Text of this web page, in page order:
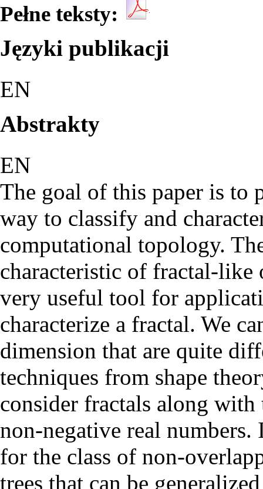
Pełne teksty:
Języki publikacji
EN
Abstrakty
EN
The goal of this paper is to
way to classify and
computational topology.
characteristic of fractal-like
very useful tool for
characterize a fractal. We
dimension that are quite
techniques from shape
consider fractals along with
non-negative real
for the class of non-
trees that can be